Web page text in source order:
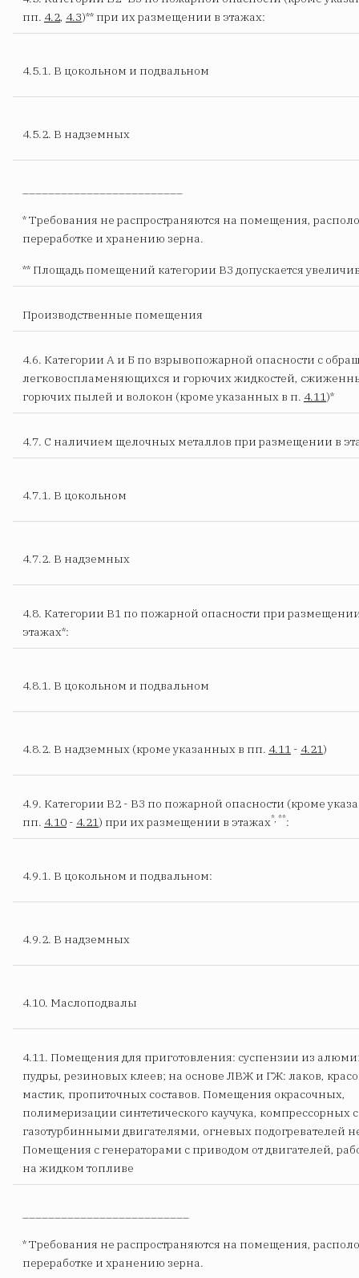
пп. 4.2, 4.3)** при их размещении в этажах:
4.5.1. В цокольном и подвальном
4.5.2. В надземных
* Требования не распространяются на помещения,
переработке и хранению зерна.
** Площадь помещений категории В3 допускается
Производственные помещения
4.6. Категории А и Б по взрывопожарной опасности с
легковоспламеняющихся и горючих жидкостей,
горючих пылей и волокон (кроме указанных в п. 4.11)*
4.7. С наличием щелочных металлов при размещении в
4.7.1. В цокольном
4.7.2. В надземных
4.8. Категории В1 по пожарной опасности при
этажах*:
4.8.1. В цокольном и подвальном
4.8.2. В надземных (кроме указанных в пп. 4.11 - 4.21)
4.9. Категории В2 - В3 по пожарной опасности (кроме
пп. 4.10 - 4.21) при их размещении в этажах*, **:
4.9.1. В цокольном и подвальном:
4.9.2. В надземных
4.10. Маслоподвалы
4.11. Помещения для приготовления: суспензии из
пудры, резиновых клеев; на основе ЛВЖ и ГЖ: лаков,
мастик, пропиточных составов. Помещения окрасочных,
полимеризации синтетического каучука, компрессорных с
газотурбинными двигателями, огневых подогревателей
Помещения с генераторами с приводом от двигателей,
на жидком топливе
* Требования не распространяются на помещения,
переработке и хранению зерна.